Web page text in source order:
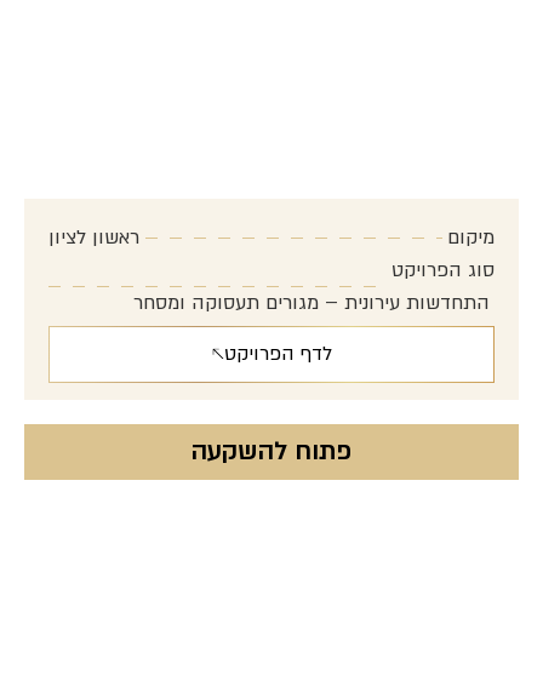
מיקום
ראשון לציון
סוג הפרויקט
התחדשות עירונית – מגורים תעסוקה ומסחר
לדף הפרויקט
פתוח להשקעה